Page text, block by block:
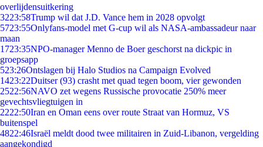
overlijdensuitkering
3223:58Trump wil dat J.D. Vance hem in 2028 opvolgt
5723:55Onlyfans-model met G-cup wil als NASA-ambassadeur naar
maan
1723:35NPO-manager Menno de Boer geschorst na dickpic in
groepsapp
523:26Ontslagen bij Halo Studios na Campaign Evolved
1423:22Duitser (93) crasht met quad tegen boom, vier gewonden
2522:56NAVO zet wegens Russische provocatie 250% meer
gevechtsvliegtuigen in
2222:50Iran en Oman eens over route Straat van Hormuz, VS
buitenspel
4822:46Israël meldt dood twee militairen in Zuid-Libanon, vergelding
aangekondigd